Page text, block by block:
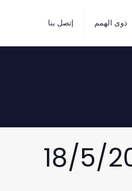
ذوى الهمم إتصل بنا